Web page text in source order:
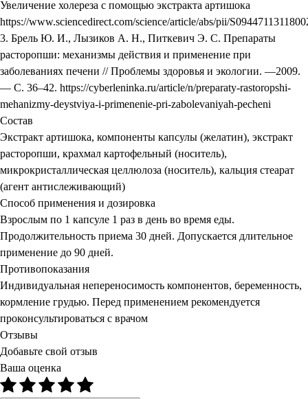
Увеличение холереза с помощью экстракта артишока
https://www.sciencedirect.com/science/article/abs/pii/
3. Брель Ю. И., Лызиков А. Н., Питкевич Э. С. Препараты
расторопши: механизмы действия и применение при
заболеваниях печени // Проблемы здоровья и экологии. —2009.
— С. 36–42. https://cyberleninka.ru/article/n/preparaty-rastoropshi-
mehanizmy-deystviya-i-primenenie-pri-zabolevaniyah-pecheni
Состав
Экстракт артишока, компоненты капсулы (желатин), экстракт
расторопши, крахмал картофельный (носитель),
микрокристаллическая целлюлоза (носитель), кальция стеарат
(агент антислеживающий)
Способ применения и дозировка
Взрослым по 1 капсуле 1 раз в день во время еды.
Продолжительность приема 30 дней. Допускается длительное
применение до 90 дней.
Противопоказания
Индивидуальная непереносимость компонентов, беременность,
кормление грудью. Перед применением рекомендуется
проконсультироваться с врачом
Отзывы
Добавьте свой отзыв
Ваша оценка